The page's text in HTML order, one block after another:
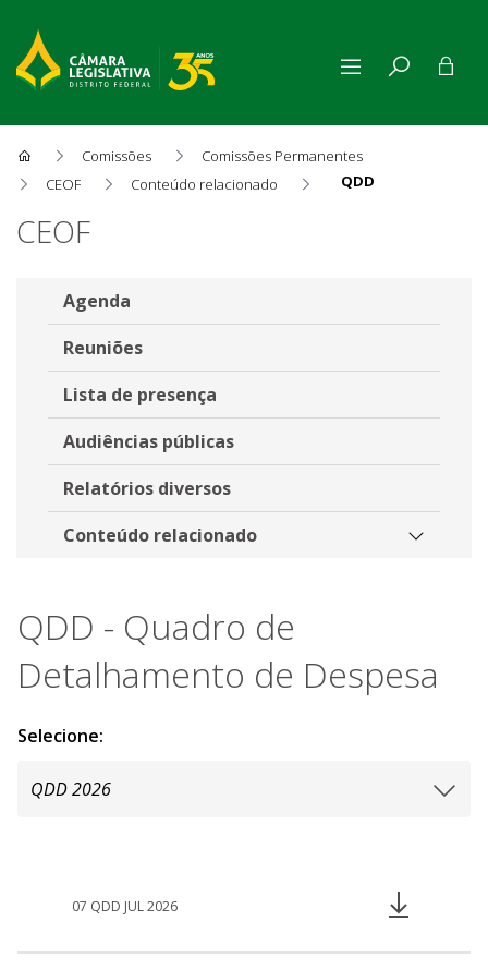
Comissões
Comissões Permanentes
CEOF
Conteúdo relacionado QDD
Quadro de Detalhamento de
CEOF
Agenda
Reuniões
Lista de presença
Audiências públicas
Relatórios diversos
Conteúdo relacionado
QDD - Quadro de
Detalhamento de Despesa
Selecione:
07 QDD JUL 2026